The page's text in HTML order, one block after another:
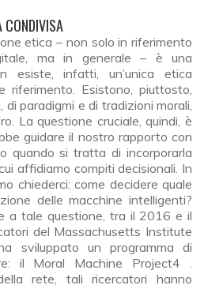
CONDIVISA
etica – non solo in riferimento
ma in generale – è una
esiste, infatti, un’unica etica
riferimento. Esistono, piuttosto,
di paradigmi e di tradizioni morali,
La questione cruciale, quindi, è
guidare il nostro rapporto con
quando si tratta di incorporarla
affidiamo compiti decisionali. In
chiederci: come decidere quale
delle macchine intelligenti?
a tale questione, tra il 2016 e il
del Massachusetts Institute
sviluppato un programma di
il Moral Machine Project4 .
rete, tali ricercatori hanno